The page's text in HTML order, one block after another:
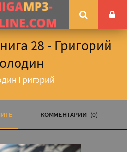
28 - Григорий
Григорий
КОММЕНТАРИИ (0)